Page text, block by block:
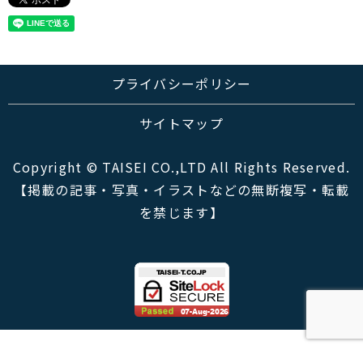
プライバシーポリシー
サイトマップ
Copyright © TAISEI CO.,LTD All Rights Reserved.
【掲載の記事・写真・イラストなどの無断複写・転載
を禁じます】